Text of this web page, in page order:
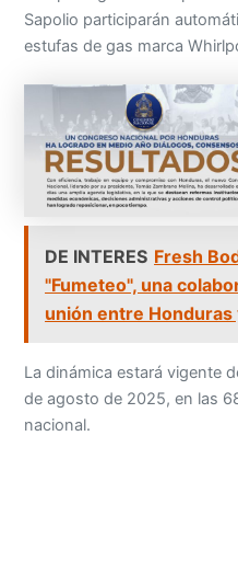
Sapolio participarán
estufas de gas marca
DE INTERES Fresh
"Fumeteo", una
unión entre Honduras
La dinámica estará vigente
de agosto de 2025, en las
nacional.